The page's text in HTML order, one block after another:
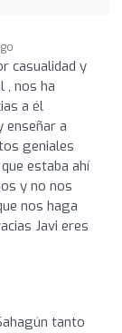
casualidad y
, nos ha
a él
enseñar a
geniales
estaba ahí
y no nos
nos haga
Javi eres
tanto